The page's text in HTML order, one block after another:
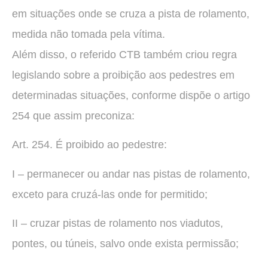
em situações onde se cruza a pista de rolamento,
medida não tomada pela vítima.
Além disso, o referido CTB também criou regra
legislando sobre a proibição aos pedestres em
determinadas situações, conforme dispõe o artigo
254 que assim preconiza:
Art. 254. É proibido ao pedestre:
I – permanecer ou andar nas pistas de rolamento,
exceto para cruzá-las onde for permitido;
II – cruzar pistas de rolamento nos viadutos,
pontes, ou túneis, salvo onde exista permissão;